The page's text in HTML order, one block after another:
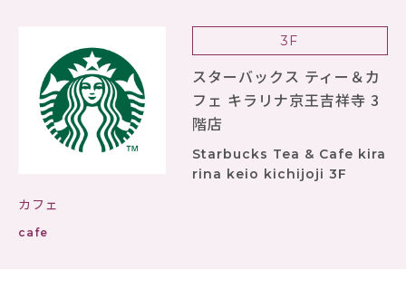
3F
スターバックス ティー＆カ
フェ キラリナ京王吉祥寺 3
階店
Starbucks Tea & Cafe kira
rina keio kichijoji 3F
カフェ
cafe